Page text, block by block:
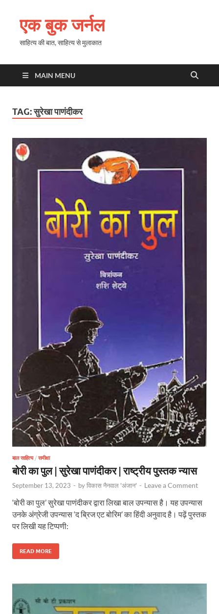
एक बुक जर्नल
साहित्य की बात, साहित्य से मुलाकात
MAIN MENU
TAG:सुरेखा पाणंदीकर
बाल साहित्य/ समीक्षा
बोरी का पुल | सुरेखा पाणंदीकर | राष्ट्रीय पुस्तक न्यास
September 13, 2023 - byविकास नैनवाल 'अंजान' - Leave a Comment
‘बोरी का पुल’ सुरेखा पाणंदीकर द्वारा लिखा बाल उपन्यास है। यह उपन्यास
उनके अंग्रेजी उपन्यास ‘द ब्रिज एट बोरिम’ का हिंदी अनुवाद है। पढ़ें पुस्तक
पर लिखी यह टिप्पणी:
READ MORE